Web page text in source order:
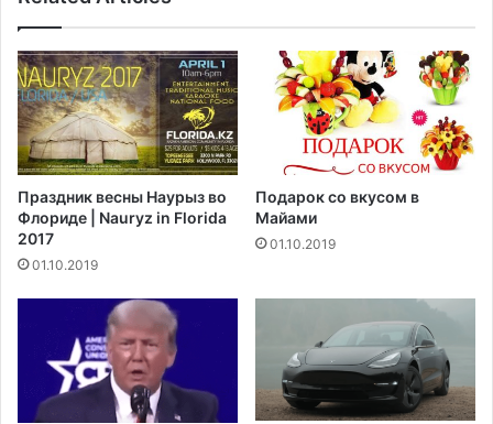
к
л
а
с
с
и
ч
е
с
к
и
з
а
ц
и
й
в
с
в
я
з
Праздник весны Наурыз во
Флориде | Nauryz in Florida
2017
01.10.2019
Подарок со вкусом в
Майами
01.10.2019